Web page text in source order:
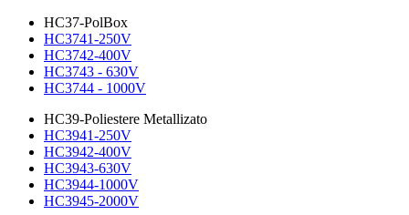
HC37-PolBox
HC3741-250V
HC3742-400V
HC3743 - 630V
HC3744 - 1000V
HC39-Poliestere Metallizato
HC3941-250V
HC3942-400V
HC3943-630V
HC3944-1000V
HC3945-2000V